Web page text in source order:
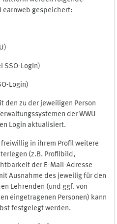
gespeichert:
SSO-Login)
Login)
den zu der jeweiligen Person
der WWU
Login aktualisiert.
in ihrem Profil weitere
(z.B. Profilbild,
der E-Mail-Adresse
Ausnahme des jeweilig für den
Lehrenden (und ggf. von
eingetragenen Personen) kann
festgelegt werden.